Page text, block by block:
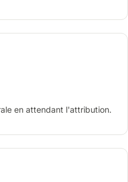
en attendant l'attribution.